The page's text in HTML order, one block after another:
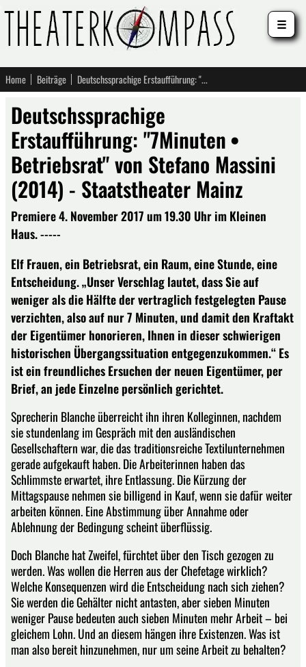
Home Beiträge Deutschssprachige Erstaufführung: "7Minuten • Betriebsrat" von Stefano Massini (2014) - Staatstheater Mainz
Deutschssprachige
Erstaufführung: "7Minuten •
Betriebsrat" von Stefano Massini
(2014) - Staatstheater Mainz
Premiere 4. November 2017 um 19.30 Uhr im Kleinen
Haus. -----
Elf Frauen, ein Betriebsrat, ein Raum, eine Stunde, eine
Entscheidung. „Unser Verschlag lautet, dass Sie auf
weniger als die Hälfte der vertraglich festgelegten Pause
verzichten, also auf nur 7 Minuten, und damit den Kraftakt
der Eigentümer honorieren, Ihnen in dieser schwierigen
historischen Übergangssituation entgegenzukommen.“ Es
ist ein freundliches Ersuchen der neuen Eigentümer, per
Brief, an jede Einzelne persönlich gerichtet.
Sprecherin Blanche überreicht ihn ihren Kolleginnen, nachdem
sie stundenlang im Gespräch mit den ausländischen
Gesellschaftern war, die das traditionsreiche Textilunternehmen
gerade aufgekauft haben. Die Arbeiterinnen haben das
Schlimmste erwartet, ihre Entlassung. Die Kürzung der
Mittagspause nehmen sie billigend in Kauf, wenn sie dafür weiter
arbeiten können. Eine Abstimmung über Annahme oder
Ablehnung der Bedingung scheint überflüssig.
Doch Blanche hat Zweifel, fürchtet über den Tisch gezogen zu
werden. Was wollen die Herren aus der Chefetage wirklich?
Welche Konsequenzen wird die Entscheidung nach sich ziehen?
Sie werden die Gehälter nicht antasten, aber sieben Minuten
weniger Pause bedeuten auch sieben Minuten mehr Arbeit – bei
gleichem Lohn. Und an diesem hängen ihre Existenzen. Was ist
man also bereit hinzunehmen, nur um seine Arbeit zu behalten?
☰